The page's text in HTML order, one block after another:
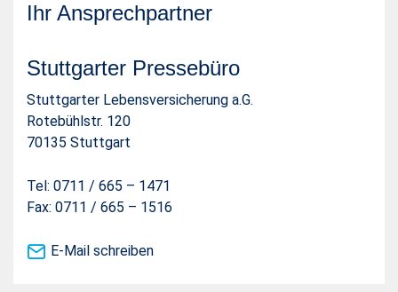
Ihr Ansprechpartner
Stuttgarter Pressebüro
Stuttgarter Lebensversicherung a.G.
Rotebühlstr. 120
70135 Stuttgart
Tel: 0711 / 665 – 1471
Fax: 0711 / 665 – 1516
E-Mail schreiben